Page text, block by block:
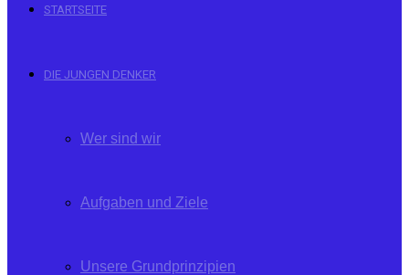
STARTSEITE
DIE JUNGEN DENKER
Wer sind wir
Aufgaben und Ziele
Unsere Grundprinzipien